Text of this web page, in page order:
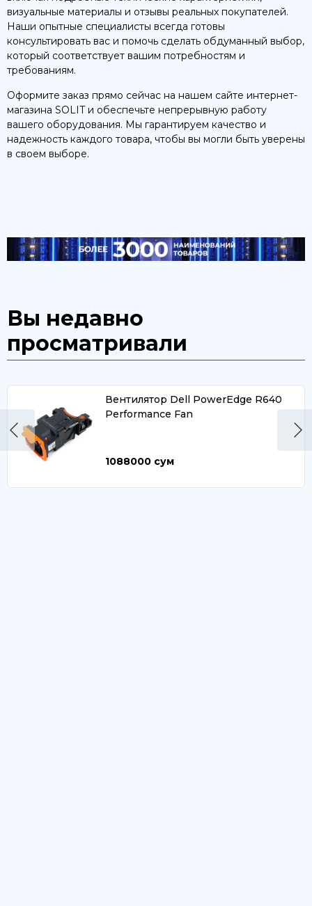
визуальные материалы и отзывы реальных покупателей.
Наши опытные специалисты всегда готовы
консультировать вас и помочь сделать обдуманный выбор,
который соответствует вашим потребностям и
требованиям.
Оформите заказ прямо сейчас на нашем сайте интернет-
магазина SOLIT и обеспечьте непрерывную работу
вашего оборудования. Мы гарантируем качество и
надежность каждого товара, чтобы вы могли быть уверены
в своем выборе.
Вы недавно
просматривали
Вентилятор Dell PowerEdge R640
Performance Fan
1088000 сум